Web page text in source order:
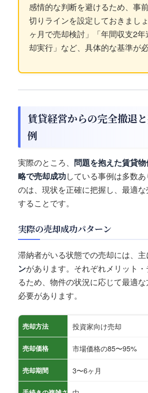
感情的な判断を避けるため、事
切りラインを設定しておきまし
ヶ月で売却検討」「年間収支2
却実行」など、具体的な基準が必
賃貸経営からの完全撤退
例
実際のところ、 問題を抱えた賃貸
略で売却成功している事例は多数
のは、現状を正確に把握し、最適
することです。
実際の売却成功パターン
滞納者がいる状態での売却には、主
ンがあります。それぞれメリット
るため、物件の状況に応じて最適
必要があります。
売却方法 投資家向け売却
売却価格 市場価格の85〜95%
売却期間 3〜6ヶ月